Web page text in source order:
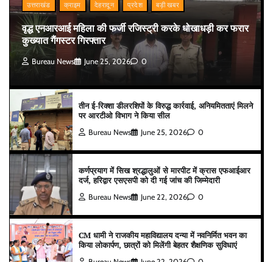
उत्तराखंड क्राइम देहरादून प्रदेश बड़ी खबर
वृद्ध एनआरआई महिला की फर्जी रजिस्ट्री करके धोखाधड़ी कर फरार
कुख्यात गैंगस्टर गिरफ्तार
Bureau News June 25, 2026 0
तीन ई-रिक्शा डीलरशिपों के विरुद्ध कार्रवाई, अनियमितताएं मिलने
पर आरटीओ विभाग ने किया सील
Bureau News June 25, 2026 0
कर्णप्रयाग में सिख श्रद्धालुओं से मारपीट में क्रास एफआईआर
दर्ज, हरिद्वार एसएसपी को दी गई जांच की जिम्मेदारी
Bureau News June 22, 2026 0
CM धामी ने राजकीय महाविद्यालय दन्या में नवनिर्मित भवन का
किया लोकार्पण, छात्रों को मिलेंगी बेहतर शैक्षणिक सुविधाएं